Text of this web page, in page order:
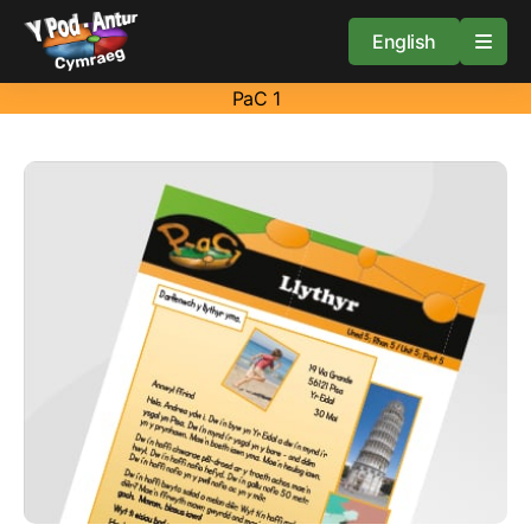
Adnoddau
Amdan
Arweiniad
English
PaC 1